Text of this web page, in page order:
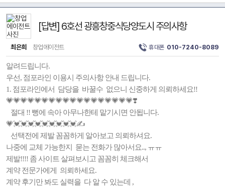
[답변] 6호선 광흥창중식당양도시 주의사항
최은희 창업에이전트 휴대폰 010-7240-8089
알려드립니다.
우선, 점포라인 이용시 주의사항 안내 드립니다.
1. 점포라인에서 담당을 바꿀수 없으니 신중하게 의뢰하세요!!
💗💗💗💗💗💗💗💗💗💗💗💗💗💗💗💗💗💗❣️
절대 !! 뻥에 속아 아무나한테 맡기시면 안됩니다.
💗💓💓💓💓💓💓💓💓💓✍️
선택전에 제발 꼼꼼하게 알아보고 의뢰하셔요.
나중에 교체 가능한지 묻는 전화가 많아서요.., ㅠㅠ
제발!!!! 좀 사이트 살펴보시고 꼼꼼히 체크해서
계약 전문가에게 의뢰하세요.
계약 후기만 봐도 실력을 다 알 수 있는데 ,